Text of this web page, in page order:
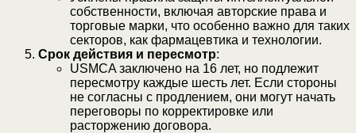
собственности, включая авторские права и
торговые марки, что особенно важно для таких
секторов, как фармацевтика и технологии.
Срок действия и пересмотр:
USMCA заключено на 16 лет, но подлежит
пересмотру каждые шесть лет. Если стороны
не согласны с продлением, они могут начать
переговоры по корректировке или
расторжению договора.